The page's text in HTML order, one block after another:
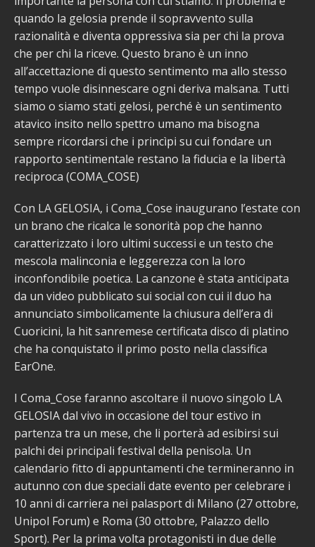
quando la gelosia prende il sopravvento sulla
razionalità e diventa oppressiva sia per chi la prova
che per chi la riceve. Questo brano è un inno
all’accettazione di questo sentimento ma allo stesso
tempo vuole disinnescare ogni deriva malsana. Tutti
siamo o siamo stati gelosi, perché è un sentimento
atavico insito nello spettro umano ma bisogna
sempre ricordarsi che i princìpi su cui fondare un
rapporto sentimentale restano la fiducia e la libertà
reciproca (COMA_COSE)
Con LA GELOSIA, i Coma_Cose inaugurano l’estate con
un brano che ricalca le sonorità pop che hanno
caratterizzato i loro ultimi successi e un testo che
mescola malinconia e leggerezza con la loro
inconfondibile poetica. La canzone è stata anticipata
da un video pubblicato sui social con cui il duo ha
annunciato simbolicamente la chiusura dell’era di
Cuoricini, la hit sanremese certificata disco di platino
che ha conquistato il primo posto nella classifica
EarOne.
I Coma_Cose faranno ascoltare il nuovo singolo LA
GELOSIA dal vivo in occasione del tour estivo in
partenza tra un mese, che li porterà ad esibirsi sui
palchi dei principali festival della penisola. Un
calendario fitto di appuntamenti che termineranno in
autunno con due speciali date evento per celebrare i
10 anni di carriera nei palasport di Milano (27 ottobre,
Unipol Forum) e Roma (30 ottobre, Palazzo dello
Sport). Per la prima volta protagonisti in due delle